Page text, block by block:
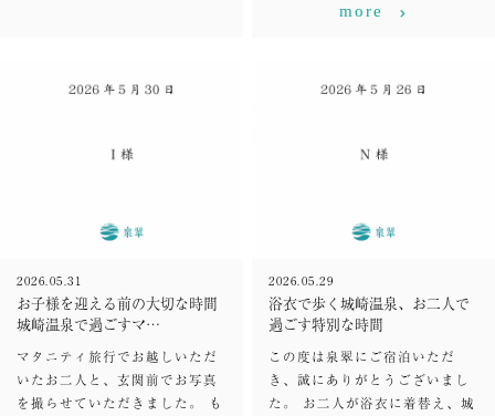
more
2026.05.31
お子様を迎える前の大切な時間
城崎温泉で過ごすマ…
マタニティ旅行でお越しいただ
いたお二人と、玄関前でお写真
を撮らせていただきました。 も
2026.05.29
浴衣で歩く城崎温泉、お二人で
過ごす特別な時間
この度は泉翠にご宿泊いただ
き、誠にありがとうございまし
た。 お二人が浴衣に着替え、城